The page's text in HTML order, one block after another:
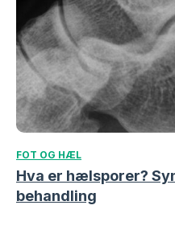
FOT OG HÆL
Hva er hælsporer?
behandling